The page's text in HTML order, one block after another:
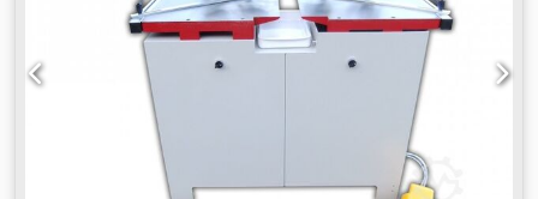
Einfacher Werkzeugwechsel durch Spindle lock
Pneumatische Materialspanneinrichtung
Dosiersprüheinrichtung Optionen Kopierschablonen
eingefräst auf Standard-Drückerloch und PZ-Fräsung
Kopierstift Cedpfxjxqihij Anzjha Spannzange
Anschlagsystem Materialspanneinrichtung mit 2
Spannzylindern Fräswerkzeug 8 mm Verfügbarkeit:
kurzfristig Lagerort: Röllbach